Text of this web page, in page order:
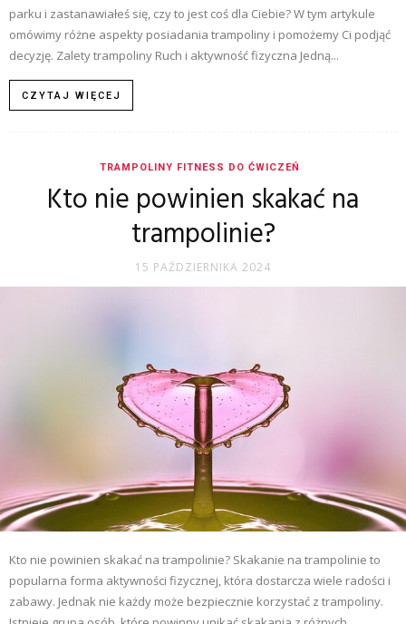
parku i zastanawiałeś się, czy to jest coś dla Ciebie? W tym artykule
omówimy różne aspekty posiadania trampoliny i pomożemy Ci podjąć
decyzję. Zalety trampoliny Ruch i aktywność fizyczna Jedną...
CZYTAJ WIĘCEJ
TRAMPOLINY FITNESS DO ĆWICZEŃ
Kto nie powinien skakać na
trampolinie?
15 PAŹDZIERNIKA 2024
Kto nie powinien skakać na trampolinie? Skakanie na trampolinie to
popularna forma aktywności fizycznej, która dostarcza wiele radości i
zabawy. Jednak nie każdy może bezpiecznie korzystać z trampoliny.